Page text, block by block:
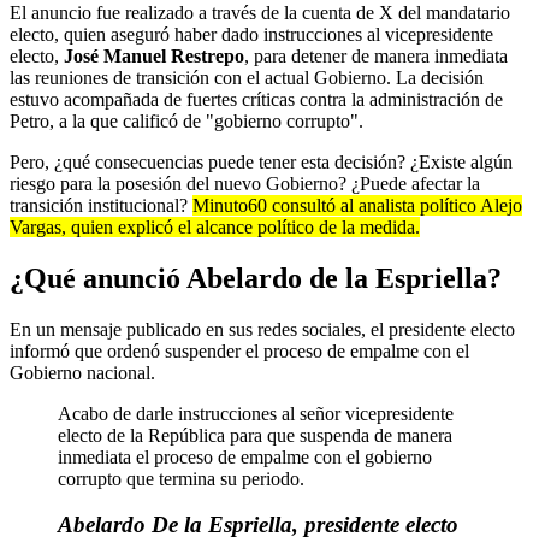
El anuncio fue realizado a través de la cuenta de X del mandatario
electo, quien aseguró haber dado instrucciones al vicepresidente
electo, José Manuel Restrepo, para detener de manera inmediata
las reuniones de transición con el actual Gobierno. La decisión
estuvo acompañada de fuertes críticas contra la administración de
Petro, a la que calificó de "gobierno corrupto".
Pero, ¿qué consecuencias puede tener esta decisión? ¿Existe algún
riesgo para la posesión del nuevo Gobierno? ¿Puede afectar la
transición institucional? Minuto60 consultó al analista político Alejo
Vargas, quien explicó el alcance político de la medida.
¿Qué anunció Abelardo de la Espriella?
En un mensaje publicado en sus redes sociales, el presidente electo
informó que ordenó suspender el proceso de empalme con el
Gobierno nacional.
Acabo de darle instrucciones al señor vicepresidente
electo de la República para que suspenda de manera
inmediata el proceso de empalme con el gobierno
corrupto que termina su periodo.
Abelardo De la Espriella, presidente electo